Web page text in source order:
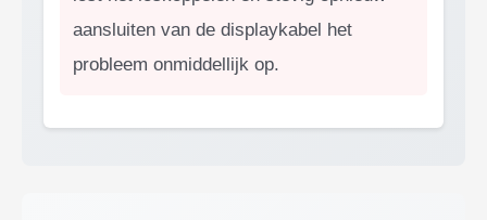
aansluiten van de displaykabel het
probleem onmiddellijk op.